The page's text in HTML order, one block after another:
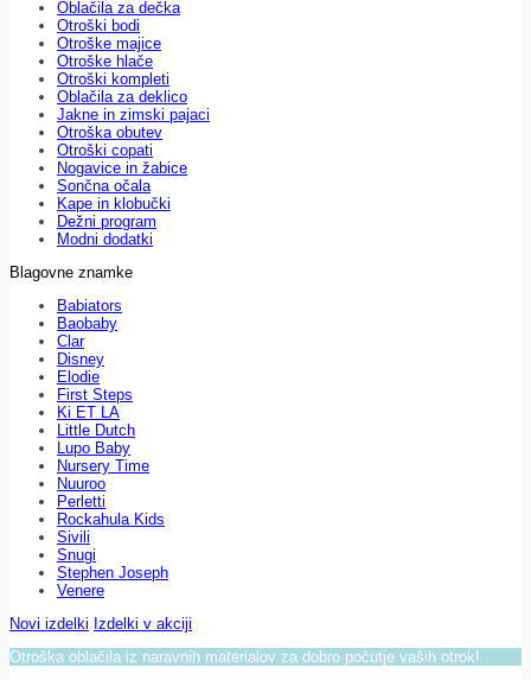
Oblačila za dečka
Otroški bodi
Otroške majice
Otroške hlače
Otroški kompleti
Oblačila za deklico
Jakne in zimski pajaci
Otroška obutev
Otroški copati
Nogavice in žabice
Sončna očala
Kape in klobučki
Dežni program
Modni dodatki
Blagovne znamke
Babiators
Baobaby
Clar
Disney
Elodie
First Steps
Ki ET LA
Little Dutch
Lupo Baby
Nursery Time
Nuuroo
Perletti
Rockahula Kids
Sivili
Snugi
Stephen Joseph
Venere
Novi izdelki Izdelki v akciji
Otroška oblačila iz naravnih materialov za dobro počutje vaših otrok!